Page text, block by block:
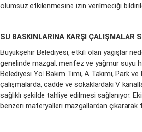
olumsuz etkilenmesine izin verilmediği
SU BASKINLARINA KARŞI ÇALIŞMALAR
Büyükşehir Belediyesi, etkili olan yağışlar
genelinde mazgal, menfez ve yağmur suyu
Belediyesi Yol Bakım Timi, A Takımı, Park
çalışmalarda, cadde ve sokaklardaki V
sağlıklı şekilde tahliye edilmesi sağlanıyor.
benzeri materyalleri mazgallardan çıkararak